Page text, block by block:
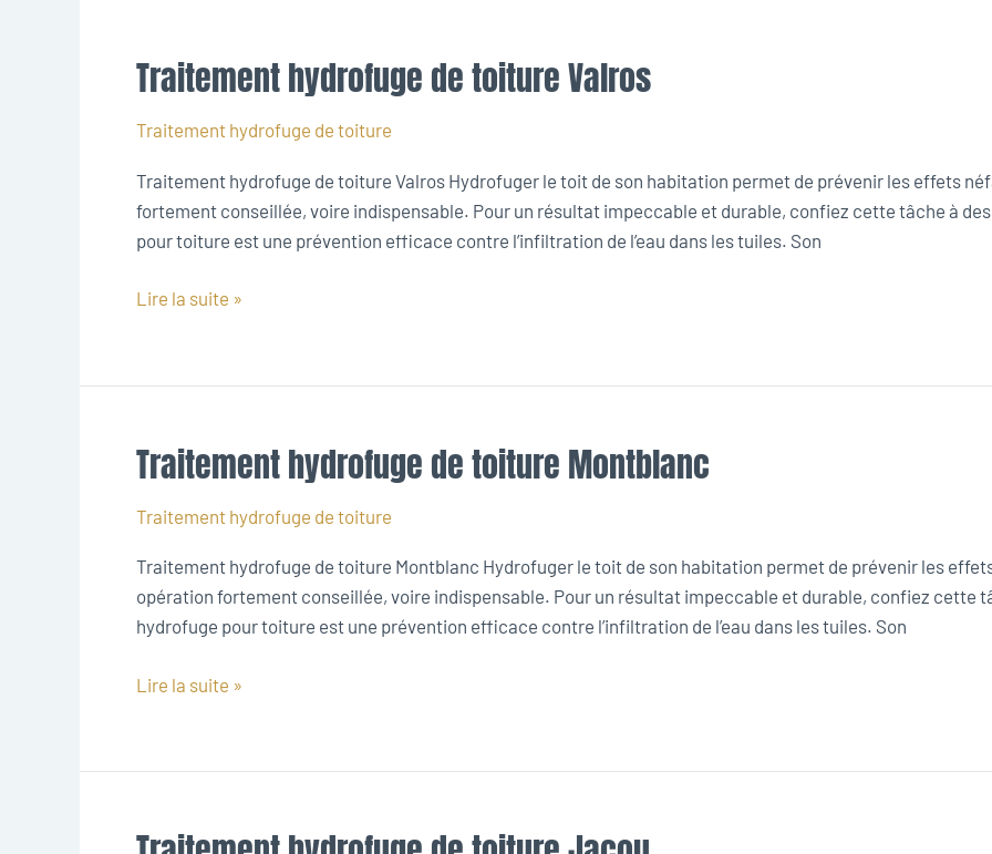
Traitement hydrofuge de toiture Valros
Traitement hydrofuge de toiture
Traitement hydrofuge de toiture Valros Hydrofuger le toit de son habitation permet de prévenir les effets
fortement conseillée, voire indispensable. Pour un résultat impeccable et durable, confiez cette tâche à
pour toiture est une prévention efficace contre l’infiltration de l’eau dans les tuiles. Son
Traitement
de
Valros
Lire la suite »
Traitement hydrofuge de toiture Montblanc
Traitement hydrofuge de toiture
Traitement hydrofuge de toiture Montblanc Hydrofuger le toit de son habitation permet de prévenir les
opération fortement conseillée, voire indispensable. Pour un résultat impeccable et durable, confiez cette
hydrofuge pour toiture est une prévention efficace contre l’infiltration de l’eau dans les tuiles. Son
Traitement
hydrofuge
de
Montblanc
Lire la suite »
Traitement